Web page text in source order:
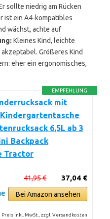
sollte niedrig am Rücken
ist ein A4-kompatibles
wächst, achte auf
Kleines Kind, leichte
Größeres Kind
eher ein ergonomisches,
EMPFEHLUNG
mit
6,5L ab 3
Backpack
Tractor
37,04 €
41,95 €
Bei Amazon ansehen
Preis inkl. MwSt., zzgl. Versandkosten